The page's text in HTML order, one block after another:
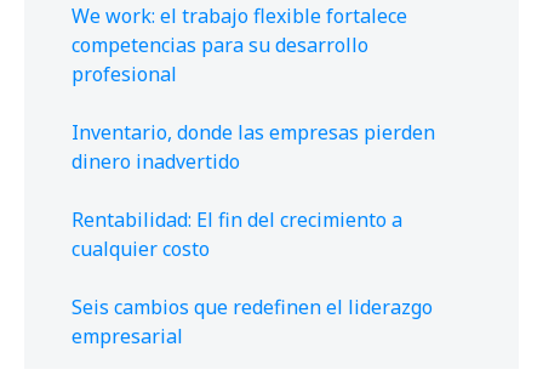
We work: el trabajo flexible fortalece
competencias para su desarrollo
profesional
Inventario, donde las empresas pierden
dinero inadvertido
Rentabilidad: El fin del crecimiento a
cualquier costo
Seis cambios que redefinen el liderazgo
empresarial